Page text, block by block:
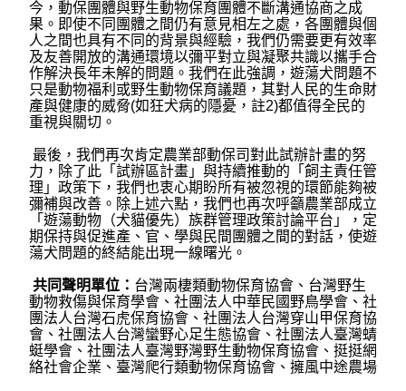
今，動保團體與野生動物保育團體不斷溝通協商之成
果。即使不同團體之間仍有意見相左之處，各團體與個
人之間也具有不同的背景與經驗，我們仍需要更有效率
及友善開放的溝通環境以彌平對立與凝聚共識以攜手合
作解決長年未解的問題。我們在此強調，遊蕩犬問題不
只是動物福利或野生動物保育議題，其對人民的生命財
產與健康的威脅(如狂犬病的隱憂，註2)都值得全民的
重視與關切。
最後，我們再次肯定農業部動保司對此試辦計畫的努
力，除了此「試辦區計畫」與持續推動的「飼主責任管
理」政策下，我們也衷心期盼所有被忽視的環節能夠被
彌補與改善。除上述六點，我們也再次呼籲農業部成立
「遊蕩動物（犬貓優先）族群管理政策討論平台」，定
期保持與促進產、官、學與民間團體之間的對話，使遊
蕩犬問題的終結能出現一線曙光。
共同聲明單位： 台灣兩棲類動物保育協會、台灣野生
動物救傷與保育學會、社團法人中華民國野鳥學會、社
團法人台灣石虎保育協會、社團法人台灣穿山甲保育協
會、社團法人台灣蠻野心足生態協會、社團法人臺灣蜻
蜓學會、社團法人臺灣野灣野生動物保育協會、挺挺網
絡社會企業、臺灣爬行類動物保育協會、擁風中途農場